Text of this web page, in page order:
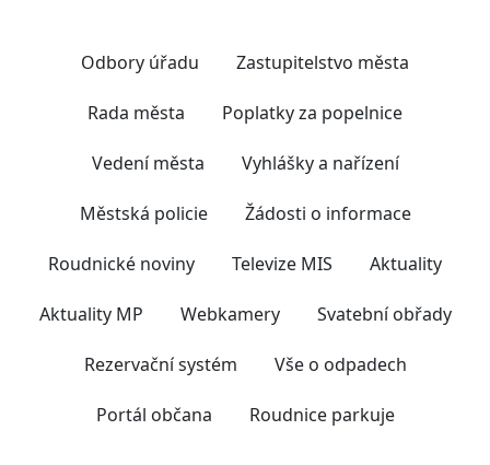
Odbory úřadu Zastupitelstvo města
Rada města Poplatky za popelnice
Vedení města Vyhlášky a nařízení
Městská policie Žádosti o informace
Roudnické noviny Televize MIS Aktuality
Aktuality MP Webkamery Svatební obřady
Rezervační systém Vše o odpadech
Portál občana Roudnice parkuje